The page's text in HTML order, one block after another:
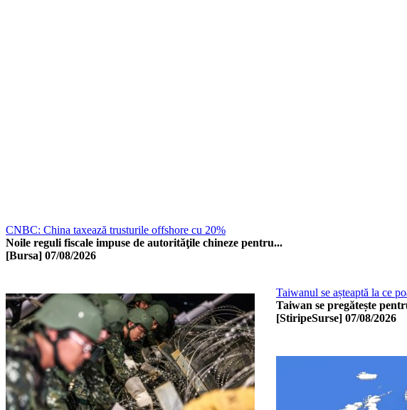
CNBC: China taxează trusturile offshore cu 20%
Noile reguli fiscale impuse de autorităţile chineze pentru...
[Bursa] 07/08/2026
Taiwanul se așteaptă la ce
Taiwan se pregătește
[StiripeSurse] 07/08/2026